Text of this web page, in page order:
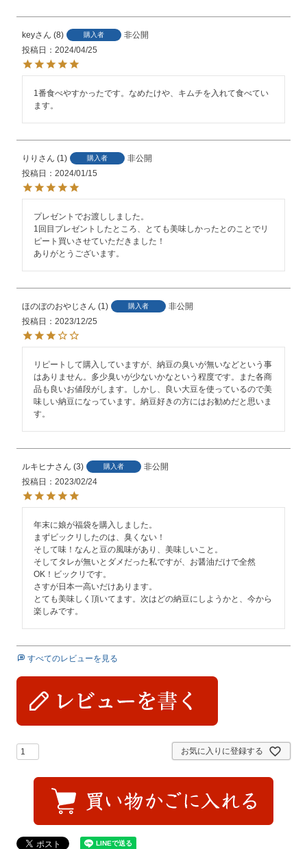
key 8 購入者
非公開
投稿日
2024/04/25
1番食べやすかったです。なめたけや、キムチを入れて食べてい
ます。
りり 1 購入者
非公開
投稿日
2024/01/15
プレゼントでお渡ししました。
1回目プレゼントしたところ、とても美味しかったとのことでリ
ピート買いさせていただきました！
ありがとうございます。
ほのぼのおやじ 1 購入者
非公開
投稿日
2023/12/25
リピートして購入していますが、納豆の臭いが無いなどという事
はありません。多少臭いが少ないかなという程度です。また各商
品も良いお値段がします。しかし、良い大豆を使っているので美
味しい納豆になっています。納豆好きの方にはお勧めだと思いま
す。
ルキヒナ 3 購入者
非公開
投稿日
2023/02/24
年末に娘が福袋を購入しました。
まずビックリしたのは、臭くない！
そして味！なんと豆の風味があり、美味しいこと。
そしてタレが無いとダメだった私ですが、お醤油だけで全然
OK！ビックリです。
さすが日本一高いだけあります。
とても美味しく頂いてます。次はどの納豆にしようかと、今から
楽しみです。
すべてのレビューを見る
お気に入りに登録する